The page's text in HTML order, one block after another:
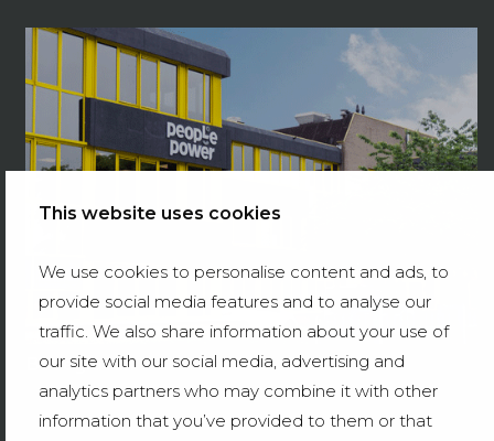
This website uses cookies
We use cookies to personalise content and ads, to
provide social media features and to analyse our
traffic. We also share information about your use of
our site with our social media, advertising and
analytics partners who may combine it with other
information that you’ve provided to them or that
Bodegraven